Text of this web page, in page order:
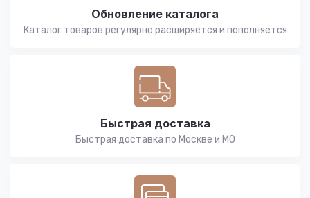
Обновление каталога
Каталог товаров регулярно расширяется и пополняется
Быстрая доставка
Быстрая доставка по Москве и МО